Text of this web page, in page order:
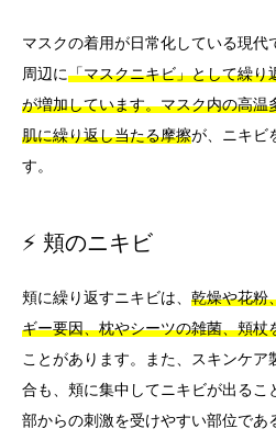
マスクの着用が日常化している現代
周辺に「マスクニキビ」として繰り
が増加しています。マスク内の高温
肌に繰り返し当たる摩擦が、ニキビ
す。
⚡ 頬のニキビ
頬に繰り返すニキビは、 乾燥や花粉
ギー要因、枕やシーツの雑菌、頬杖
ことがあります。また、スキンケ
合も、頬に集中してニキビが出るこ
部からの刺激を受けやすい部位であ